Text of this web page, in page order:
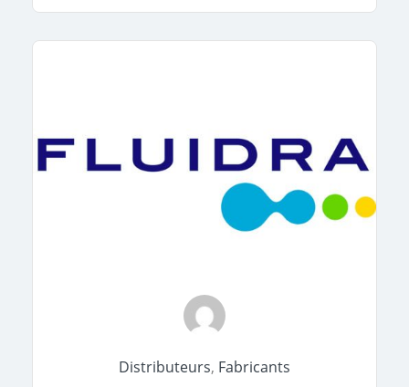
Distributeurs, Fabricants